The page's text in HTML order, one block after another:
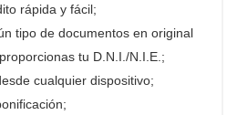
rápida y fácil;
tipo de documentos en original
tu D.N.I./N.I.E.;
cualquier dispositivo;